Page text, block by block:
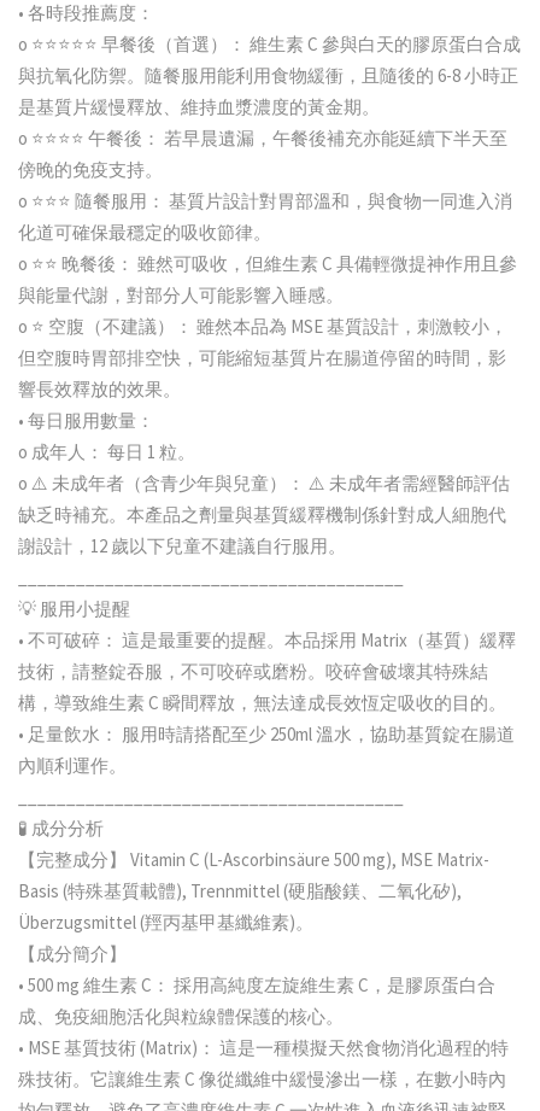
• 各時段推薦度：
o ⭐⭐⭐⭐⭐ 早餐後（首選）： 維生素 C 參與白天的膠原蛋白合成
與抗氧化防禦。隨餐服用能利用食物緩衝，且隨後的 6-8 小時正
是基質片緩慢釋放、維持血漿濃度的黃金期。
o ⭐⭐⭐⭐ 午餐後： 若早晨遺漏，午餐後補充亦能延續下半天至
傍晚的免疫支持。
o ⭐⭐⭐ 隨餐服用： 基質片設計對胃部溫和，與食物一同進入消
化道可確保最穩定的吸收節律。
o ⭐⭐ 晚餐後： 雖然可吸收，但維生素 C 具備輕微提神作用且參
與能量代謝，對部分人可能影響入睡感。
o ⭐ 空腹（不建議）： 雖然本品為 MSE 基質設計，刺激較小，
但空腹時胃部排空快，可能縮短基質片在腸道停留的時間，影
響長效釋放的效果。
• 每日服用數量：
o 成年人： 每日 1 粒。
o ⚠️ 未成年者（含青少年與兒童）： ⚠️ 未成年者需經醫師評估
缺乏時補充。本產品之劑量與基質緩釋機制係針對成人細胞代
謝設計，12 歲以下兒童不建議自行服用。
💡 服用小提醒
• 不可破碎： 這是最重要的提醒。本品採用 Matrix（基質）緩釋
技術，請整錠吞服，不可咬碎或磨粉。咬碎會破壞其特殊結
構，導致維生素 C 瞬間釋放，無法達成長效恆定吸收的目的。
• 足量飲水： 服用時請搭配至少 250ml 溫水，協助基質錠在腸道
內順利運作。
🧪 成分分析
【完整成分】 Vitamin C (L-Ascorbinsäure 500 mg), MSE Matrix-
Basis (特殊基質載體), Trennmittel (硬脂酸鎂、二氧化矽),
Überzugsmittel (羥丙基甲基纖維素)。
【成分簡介】
• 500 mg 維生素 C： 採用高純度左旋維生素 C，是膠原蛋白合
成、免疫細胞活化與粒線體保護的核心。
• MSE 基質技術 (Matrix)： 這是一種模擬天然食物消化過程的特
殊技術。它讓維生素 C 像從纖維中緩慢滲出一樣，在數小時內